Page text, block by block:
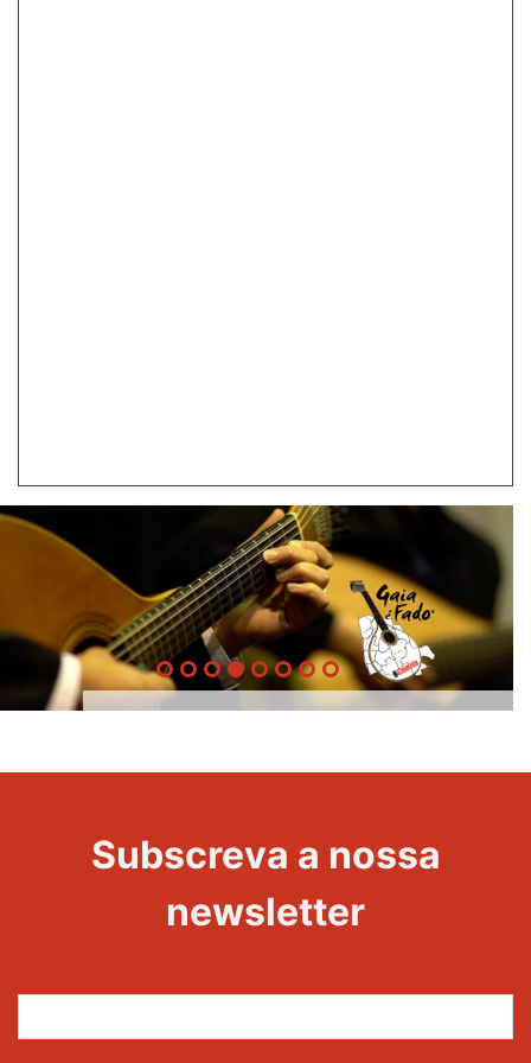
Evento
Subscreva a nossa
newsletter